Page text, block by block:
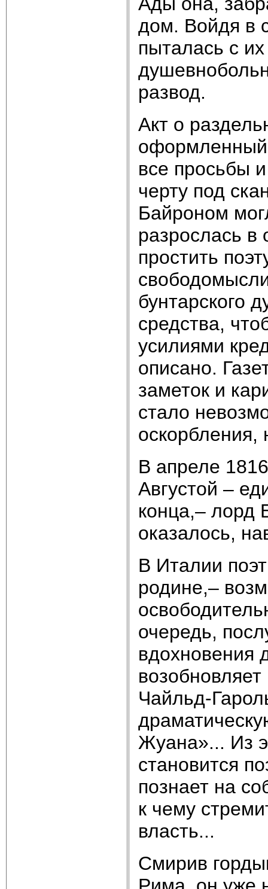
дом. Войдя в
пыталась с
развод.
Акт о
оформленный
все просьбы
черту под
Байроном
разрослась в
простить
бунтарского
средства,
усилиями
описано.
заметок и
стало
В апреле
Августой –
конца,– лорд
оказалось,
В Италии
родине,–
очередь,
вдохновения
Чайльд-
Жуана»... Из
становится
познает на
к чему
власть...
Смирив